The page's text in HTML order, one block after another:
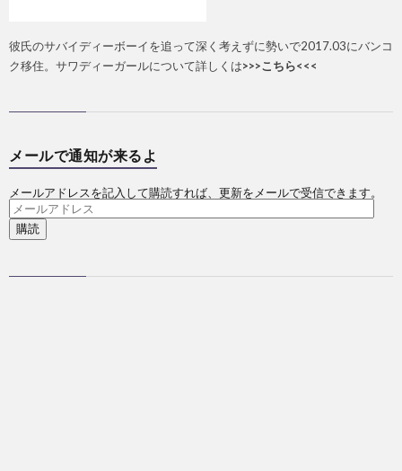
彼氏のサバイディーボーイを追って深く考えずに勢いで2017.03にバンコ
ク移住。サワディーガールについて詳しくは>>>こちら<<<
メールで通知が来るよ
メールアドレスを記入して購読すれば、更新をメールで受信できます。
メ
ー
ル
ア
ス